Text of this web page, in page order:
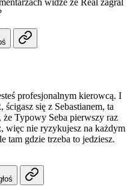
widze ze Real zagral
profesjonalnym kierowcą. I
się z Sebastianem, ta
że Typowy Seba pierwszy raz
więc nie ryzykujesz na każdym
tam gdzie trzeba to jedziesz.